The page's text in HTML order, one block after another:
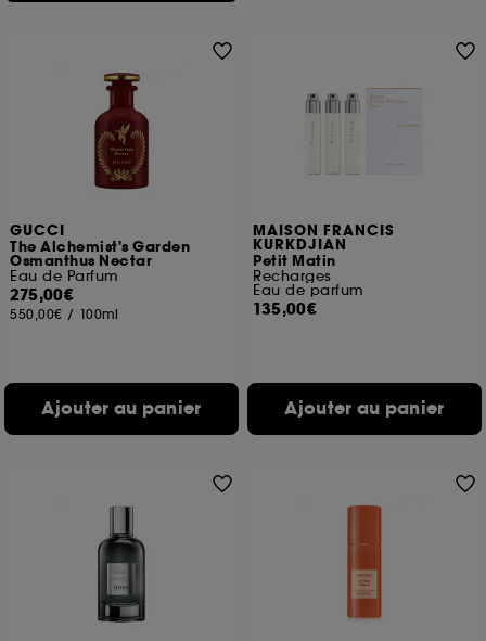
GUCCI
The Alchemist's Garden
Osmanthus Nectar
Eau de Parfum
275,00€
550,00€ / 100ml
Ajouter au panier
MAISON FRANCIS
KURKDJIAN
Petit Matin
Recharges
Eau de parfum
135,00€
Ajouter au panier